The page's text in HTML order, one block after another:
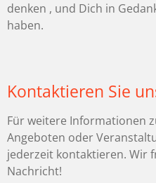
denken , und Dich in
haben.
Kontaktieren Sie
Für weitere Informationen
Angeboten oder
jederzeit kontaktieren. Wir
Nachricht!